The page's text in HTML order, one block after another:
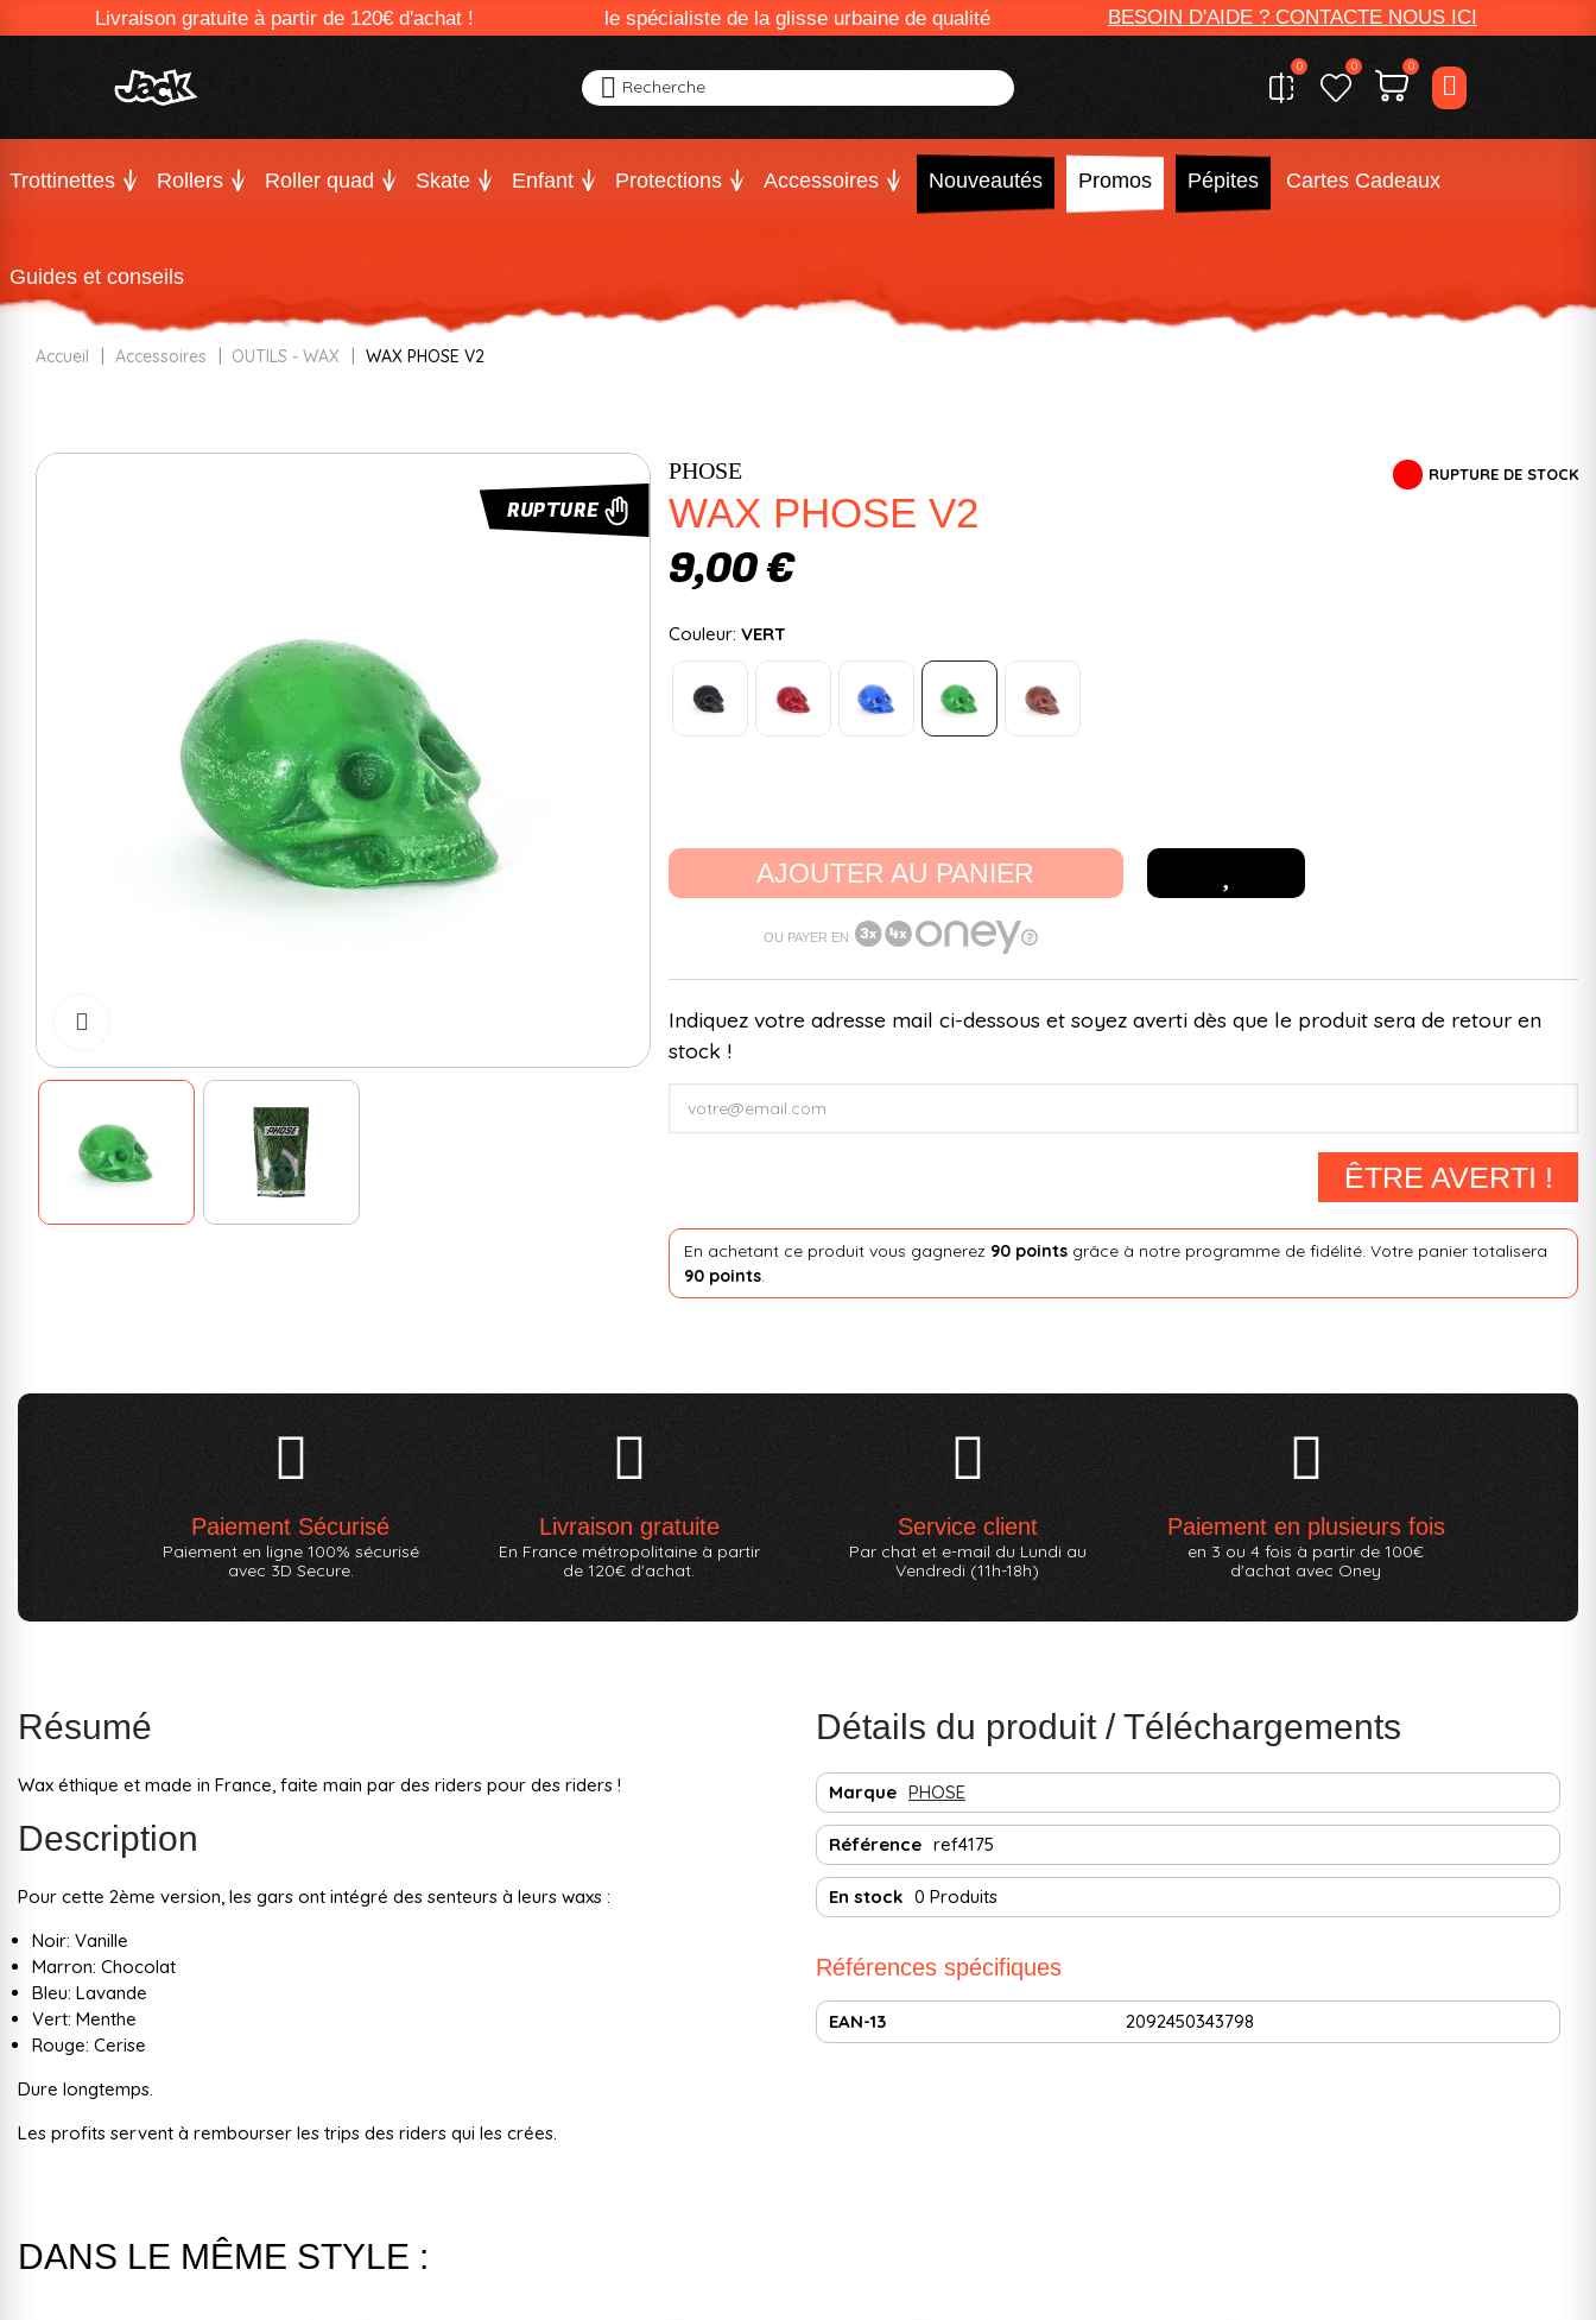
Livraison gratuite à partir de 120€ d'achat ! le spécialiste de la glisse urbaine de qualité BESOIN D'AIDE ? CONTACTE NOUS ICI
Recherche
0 0 0
Trottinettes Rollers Roller quad Skate Enfant Protections Accessoires Nouveautés Promos Pépites Cartes Cadeaux
Guides et conseils
Accueil Accessoires OUTILS - WAX WAX PHOSE V2
RUPTURE
RUPTURE DE STOCK
PHOSE
WAX PHOSE V2
9,00 €
Couleur: VERT
AJOUTER AU PANIER
OU PAYER EN
Indiquez votre adresse mail ci-dessous et soyez averti dès que le produit sera de retour en
stock !
ÊTRE AVERTI !
En achetant ce produit vous gagnerez 90 points grâce à notre programme de fidélité. Votre panier totalisera
90 points.
Paiement Sécurisé
Paiement en ligne 100% sécurisé
avec 3D Secure.
Livraison gratuite
En France métropolitaine à partir
de 120€ d'achat.
Service client
Par chat et e-mail du Lundi au
Vendredi (11h-18h)
Paiement en plusieurs fois
en 3 ou 4 fois à partir de 100€
d'achat avec Oney
Résumé
Wax éthique et made in France, faite main par des riders pour des riders !
Description
Pour cette 2ème version, les gars ont intégré des senteurs à leurs waxs :
Noir: Vanille
Marron: Chocolat
Bleu: Lavande
Vert: Menthe
Rouge: Cerise
Dure longtemps.
Les profits servent à rembourser les trips des riders qui les crées.
Détails du produit / Téléchargements
Marque PHOSE
Référence ref4175
En stock 0 Produits
Références spécifiques
EAN-13 2092450343798
DANS LE MÊME STYLE :